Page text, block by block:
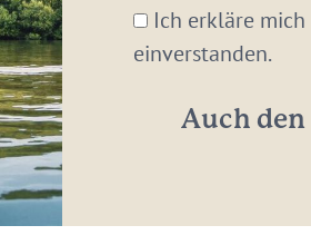
Mail-
Adresse:
Ich erkläre
einverstanden.
Auch den